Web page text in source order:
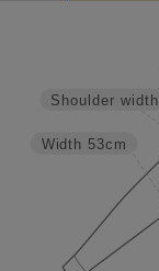
Width 53cm
Shoulder width